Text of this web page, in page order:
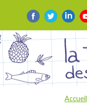
content
Accueil